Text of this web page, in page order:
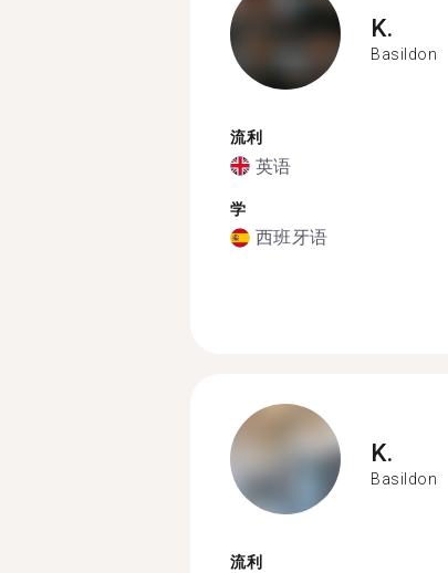
K.
Basildon
流利
英语
学
西班牙语
K.
Basildon
流利